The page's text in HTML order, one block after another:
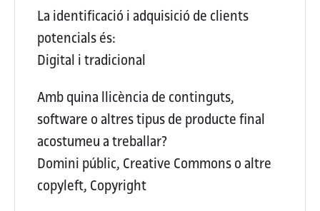
La identificació i adquisició de clients
potencials és:
Digital i tradicional
Amb quina llicència de continguts,
software o altres tipus de producte final
acostumeu a treballar?
Domini públic, Creative Commons o altre
copyleft, Copyright